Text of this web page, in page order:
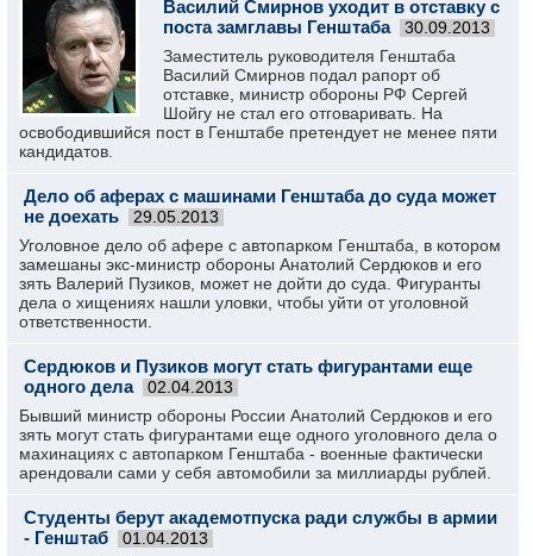
Василий Смирнов уходит в отставку с
поста замглавы Генштаба
30.09.2013
Заместитель руководителя Генштаба
Василий Смирнов подал рапорт об
отставке, министр обороны РФ Сергей
Шойгу не стал его отговаривать. На
освободившийся пост в Генштабе претендует не менее пяти
кандидатов.
Дело об аферах с машинами Генштаба до суда может
не доехать
29.05.2013
Уголовное дело об афере с автопарком Генштаба, в котором
замешаны экс-министр обороны Анатолий Сердюков и его
зять Валерий Пузиков, может не дойти до суда. Фигуранты
дела о хищениях нашли уловки, чтобы уйти от уголовной
ответственности.
Сердюков и Пузиков могут стать фигурантами еще
одного дела
02.04.2013
Бывший министр обороны России Анатолий Сердюков и его
зять могут стать фигурантами еще одного уголовного дела о
махинациях с автопарком Генштаба - военные фактически
арендовали сами у себя автомобили за миллиарды рублей.
Студенты берут академотпуска ради службы в армии
- Генштаб
01.04.2013